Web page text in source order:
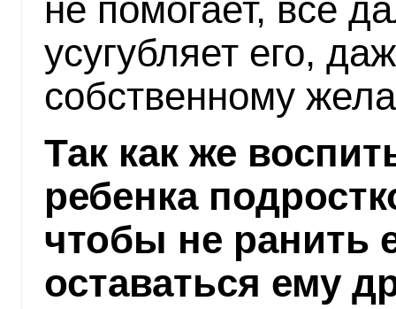
не помогает, все
усугубляет его,
собственному
Так как же
ребенка
чтобы не ранить
оставаться ему